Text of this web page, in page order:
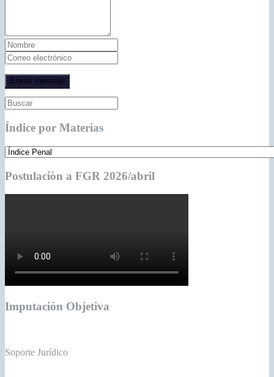
Índice por Materias
Postulaciòn a FGR 2026/abril
Imputación Objetiva
Soporte Jurídico